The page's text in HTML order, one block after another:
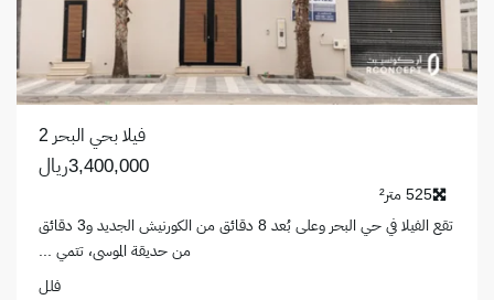
فيلا بحي البحر 2
3,400,000ريال
525 متر²
تقع الفيلا في حي البحر وعلى بُعد 8 دقائق من الكورنيش الجديد و3 دقائق
من حديقة الموسى، تتمي
فلل